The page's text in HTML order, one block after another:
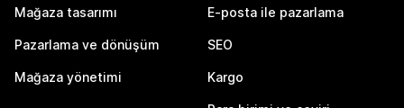
Mağaza tasarımı
Pazarlama ve dönüşüm
Mağaza yönetimi
E-posta ile pazarlama
SEO
Kargo